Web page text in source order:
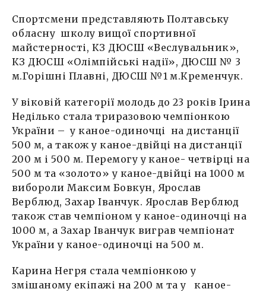
Спортсмени представляють Полтавську
обласну школу вищої спортивної
майстерності, КЗ ДЮСШ «Веслувальник»,
КЗ ДЮСШ «Олімпійські надії», ДЮСШ № 3
м.Горішні Плавні, ДЮСШ №1 м.Кременчук.
У віковій категорії молодь до 23 років Ірина
Неділько стала триразовою чемпіонкою
України – у каное-одиночці на дистанції
500 м, а також у каное-двійці на дистанції
200 м і 500 м. Перемогу у каное- четвірці на
500 м та «золото» у каное-двійці на 1000 м
вибороли Максим Бовкун, Ярослав
Верблюд, Захар Іванчук. Ярослав Верблюд
також став чемпіоном у каное-одиночці на
1000 м, а Захар Іванчук виграв чемпіонат
України у каное-одиночці на 500 м.
Карина Негря стала чемпіонкою у
змішаному екіпажі на 200 м та у каное-